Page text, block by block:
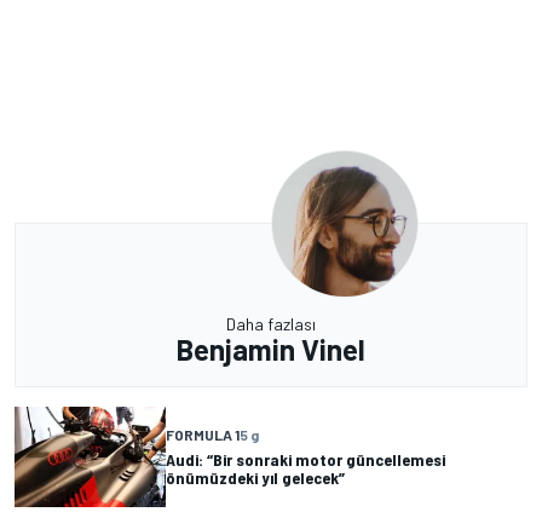
Daha fazlası
Benjamin Vinel
FORMULA 15 g
Audi: “Bir sonraki motor güncellemesi
önümüzdeki yıl gelecek”